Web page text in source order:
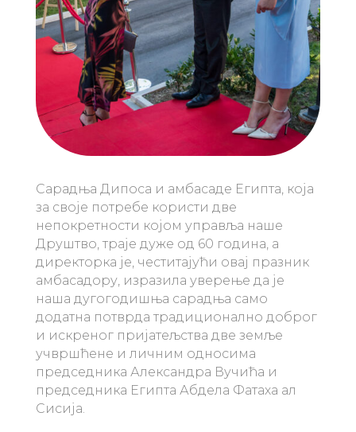
Сарадња Дипоса и амбасаде Египта, која
за своје потребе користи две
непокретности којом управља наше
Друштво, траје дуже од 60 година, а
директорка је, честитајући овај празник
амбасадору, изразила уверење да је
наша дугогодишња сарадња само
додатна потврда традиционално доброг
и искреног пријатељства две земље
учвршћене и личним односима
председника Александра Вучића и
председника Египта Абдела Фатаха ал
Сисија.